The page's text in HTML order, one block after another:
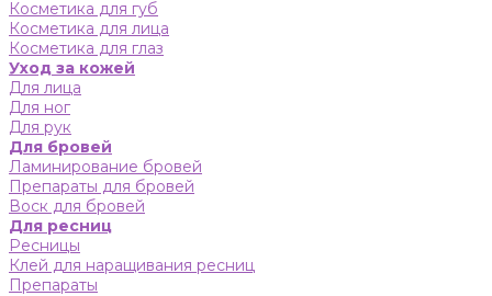
Косметика для губ
Косметика для лица
Косметика для глаз
Уход за кожей
Для лица
Для ног
Для рук
Для бровей
Ламинирование бровей
Препараты для бровей
Воск для бровей
Для ресниц
Ресницы
Клей для наращивания ресниц
Препараты